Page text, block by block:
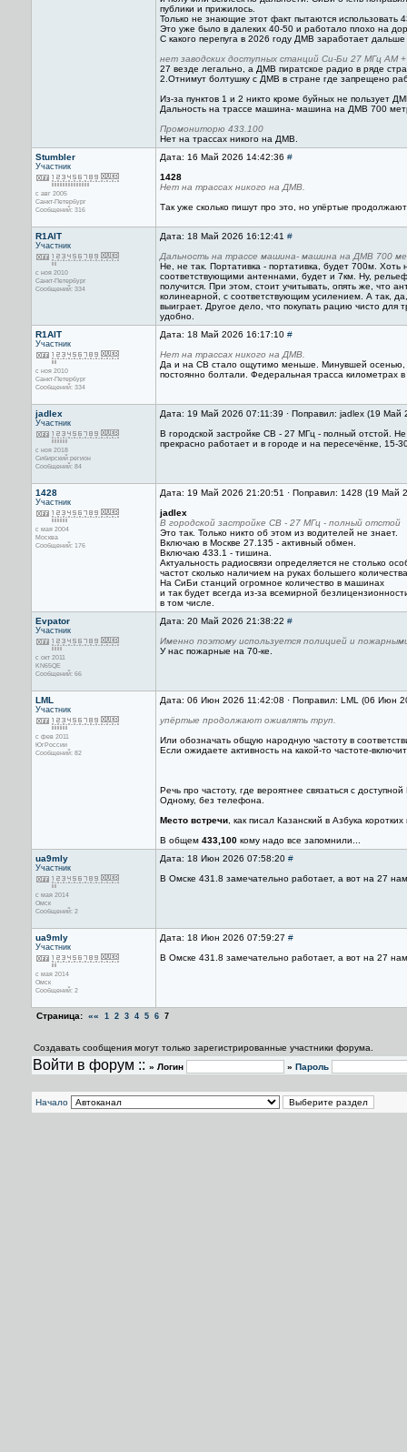
публики и прижилось.
Только не знающие этот факт пытаются использовать
Это уже было в далеких 40-50 и работало плохо на
С какого перепуга в 2026 году ДМВ заработает
нет заводских доступных станций Си-Би 27 МГц АМ +
27 везде легально, а ДМВ пиратское радио в ряде
2.Отнимут болтушку с ДМВ в стране где запрещено
Из-за пунктов 1 и 2 никто кроме буйных не пользует
Дальность на трассе машина- машина на ДМВ 700
Промониторю 433.100
Нет на трассах никого на ДМВ.
Stumbler
Участник
с авг 2005
Санкт-Петербург
Сообщений: 316
Дата: 16 Май 2026 14:42:36 #
1428
Нет на трассах никого на ДМВ.
Так уже сколько пишут про это, но упёртые
R1AIT
Участник
с ноя 2010
Санкт-Петербург
Сообщений: 334
Дата: 18 Май 2026 16:12:41 #
Дальность на трассе машина- машина на ДМВ 700
Не, не так. Портативка - портативка, будет 700м.
соответствующими антеннами, будет и 7км. Ну,
получится. При этом, стоит учитывать, опять же,
колинеарной, с соответствующим усилением. А так,
выиграет. Другое дело, что покупать рацию чисто
удобно.
R1AIT
Участник
с ноя 2010
Санкт-Петербург
Сообщений: 334
Дата: 18 Май 2026 16:17:10 #
Нет на трассах никого на ДМВ.
Да и на СВ стало ощутимо меньше. Минувшей осенью,
постоянно болтали. Федеральная трасса километрах
jadlex
Участник
с ноя 2018
Сибирский регион
Сообщений: 84
Дата: 19 Май 2026 07:11:39 · Поправил: jadlex (19 Май
В городской застройке СВ - 27 МГц - полный отстой.
прекрасно работает и в городе и на пересечёнке, 15-
1428
Участник
с мая 2004
Москва
Сообщений: 176
Дата: 19 Май 2026 21:20:51 · Поправил: 1428 (19 Май
jadlex
В городской застройке СВ - 27 МГц - полный отстой
Это так. Только никто об этом из водителей не знает.
Включаю в Москве 27.135 - активный обмен.
Включаю 433.1 - тишина.
Актуальность радиосвязи определяется не столько
частот сколько наличием на руках большего
На СиБи станций огромное количество в машинах
и так будет всегда из-за всемирной
в том числе.
Evpator
Участник
с окт 2011
KN65QE
Сообщений: 66
Дата: 20 Май 2026 21:38:22 #
Именно поэтому используется полицией и
У нас пожарные на 70-ке.
LML
Участник
с фев 2011
ЮгРоссии
Сообщений: 82
Дата: 06 Июн 2026 11:42:08 · Поправил: LML (06 Июн
упёртые продолжают оживлять труп.
Или обозначать общую народную частоту в
Если ожидаете активность на какой-то частоте-
Речь про частоту, где вероятнее связаться с
Одному, без телефона.
Место встречи , как писал Казанский в Азбука
В общем 433,100 кому надо все запомнили...
ua9mly
Участник
с мая 2014
Омск
Сообщений: 2
Дата: 18 Июн 2026 07:58:20 #
В Омске 431.8 замечательно работает, а вот на 27
ua9mly
Участник
с мая 2014
Омск
Сообщений: 2
Дата: 18 Июн 2026 07:59:27 #
В Омске 431.8 замечательно работает, а вот на 27
Страница: «« 1 2 3 4 5 6 7
Создавать сообщения могут только зарегистрированные участники форума.
Войти в форум :: » Логин » Пароль
Начало